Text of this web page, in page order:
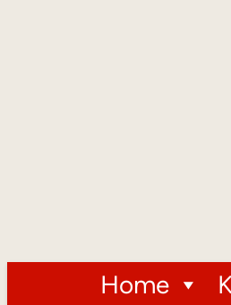
Home